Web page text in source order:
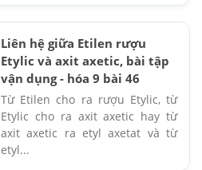
Liên hệ giữa Etilen rượu
Etylic và axit axetic, bài tập
vận dụng - hóa 9 bài 46
Từ Etilen cho ra rượu Etylic, từ
Etylic cho ra axit axetic hay từ
axit axetic ra etyl axetat và từ
etyl...